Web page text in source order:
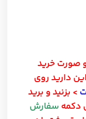
صورت خرید
دارید روی
> بزنید و برید
دکمه سفارش